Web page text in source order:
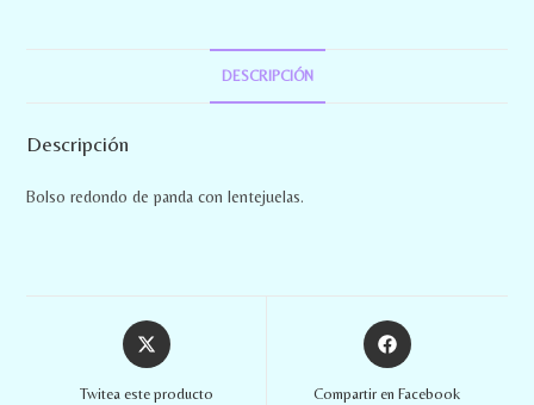
DESCRIPCIÓN
Descripción
Bolso redondo de panda con lentejuelas.
Twitea este producto Compartir en Facebook